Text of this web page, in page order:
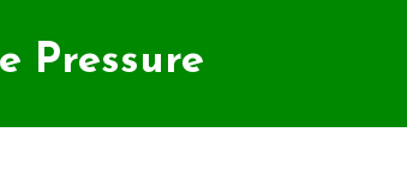
Pressure